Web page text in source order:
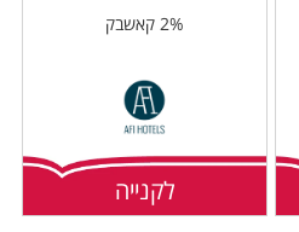
2% קאשבק
לקנייה